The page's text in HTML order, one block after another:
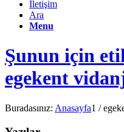
İletişim
Ara
Menu
Şunun için
egekent
Buradasınız: Anasayfa1 /